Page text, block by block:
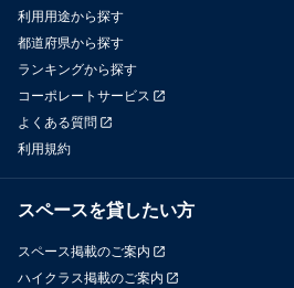
利用用途から探す
都道府県から探す
ランキングから探す
コーポレートサービス
よくある質問
利用規約
スペースを貸したい方
スペース掲載のご案内
ハイクラス掲載のご案内